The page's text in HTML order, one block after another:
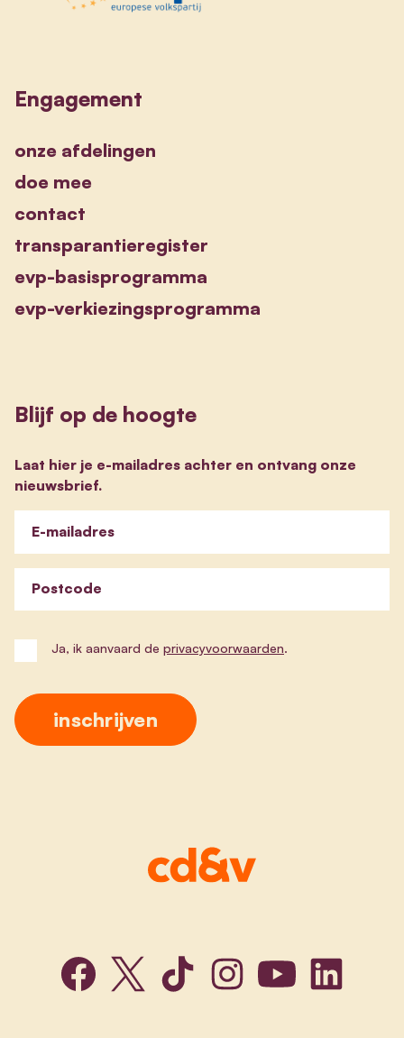
Engagement
onze afdelingen
doe mee
contact
transparantieregister
evp-basisprogramma
evp-verkiezingsprogramma
Blijf op de hoogte
Laat hier je e-mailadres achter en ontvang onze
nieuwsbrief.
E-mailadres
Postcode
Ja, ik aanvaard de privacyvoorwaarden.